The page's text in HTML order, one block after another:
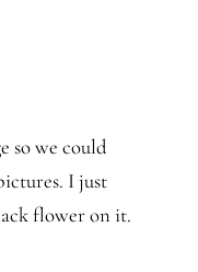
so we could
I just
flower on it.